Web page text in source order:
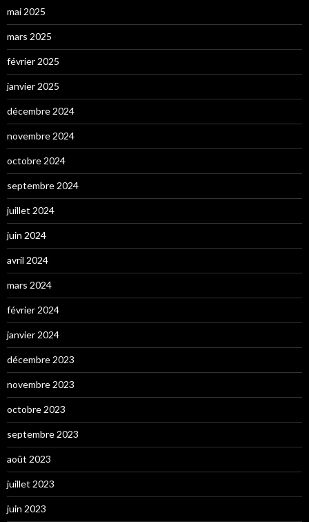
mai 2025
mars 2025
février 2025
janvier 2025
décembre 2024
novembre 2024
octobre 2024
septembre 2024
juillet 2024
juin 2024
avril 2024
mars 2024
février 2024
janvier 2024
décembre 2023
novembre 2023
octobre 2023
septembre 2023
août 2023
juillet 2023
juin 2023